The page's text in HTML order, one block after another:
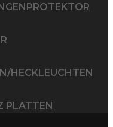
HECKLEUCHTEN
PLATTEN